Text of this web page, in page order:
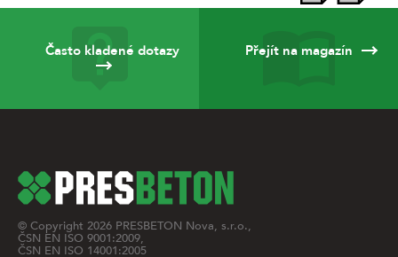
Často kladené dotazy Přejít na magazín
© Copyright 2026 PRESBETON Nova, s.r.o.,
ČSN EN ISO 9001:2009,
ČSN EN ISO 14001:2005